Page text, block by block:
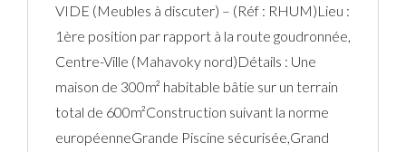
VIDE (Meubles à discuter) – (Réf : RHUM)Lieu :
1ère position par rapport à la route goudronnée,
Centre-Ville (Mahavoky nord)Détails : Une
maison de 300m² habitable bâtie sur un terrain
total de 600m²Construction suivant la norme
européenneGrande Piscine sécurisée,Grand